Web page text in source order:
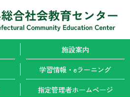
施設案内
学習情報・ eラーニング
指定管理者ホームページ